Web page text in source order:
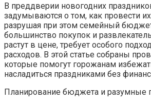
В преддверии новогодних
задумываются о том, как провести
разрушая при этом семейный
большинство покупок и
растут в цене, требует особого
расходов. В этой статье собраны
которые помогут горожанам
насладиться праздниками без
Планирование бюджета и разумные